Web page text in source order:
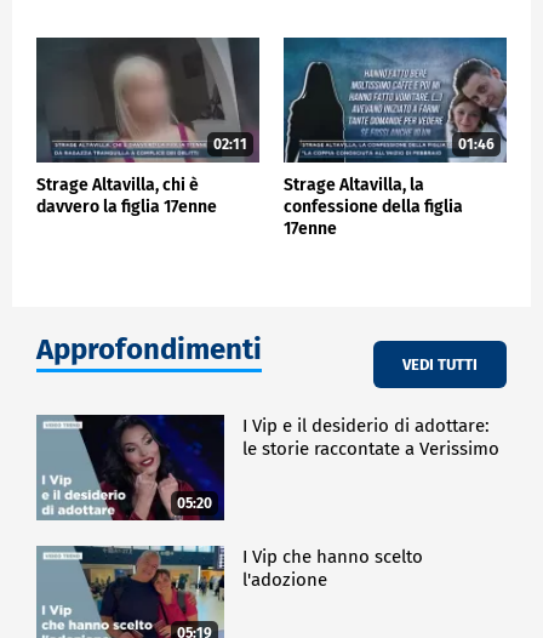
02:11
Strage Altavilla, chi è
davvero la figlia 17enne
01:46
Strage Altavilla, la
confessione della figlia
17enne
Approfondimenti VEDI TUTTI
05:20
I Vip e il desiderio di adottare:
le storie raccontate a Verissimo
05:19
I Vip che hanno scelto
l'adozione